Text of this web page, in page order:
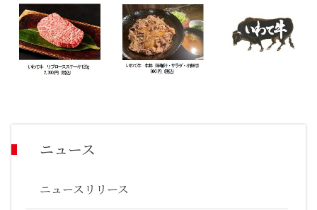
ニュース
ニュースリリース